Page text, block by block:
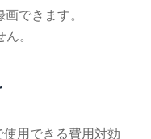
できます。
。
用できる費用対効